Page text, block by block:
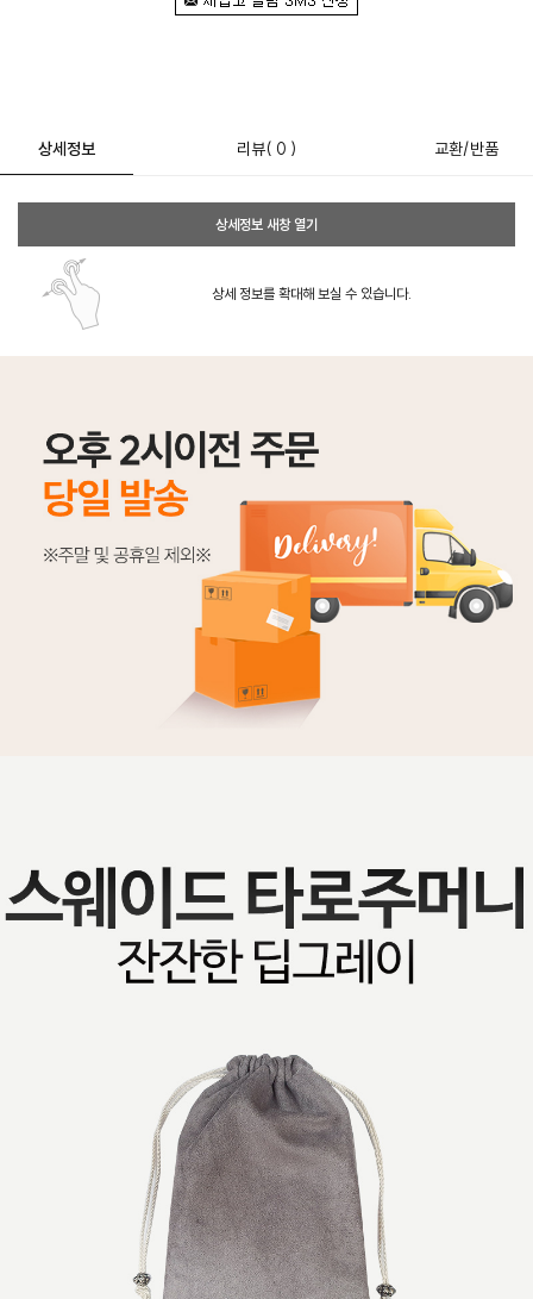
상세정보 리뷰( 0 ) 교환/반품
상세정보 새창 열기
상세 정보를 확대해 보실 수 있습니다.